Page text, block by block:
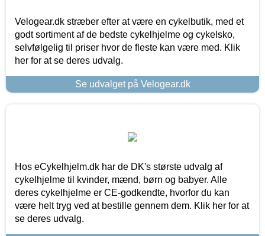
Velogear.dk stræber efter at være en cykelbutik, med et
godt sortiment af de bedste cykelhjelme og cykelsko,
selvfølgelig til priser hvor de fleste kan være med. Klik
her for at se deres udvalg.
Se udvalget på Velogear.dk
Hos eCykelhjelm.dk har de DK's største udvalg af
cykelhjelme til kvinder, mænd, børn og babyer. Alle
deres cykelhjelme er CE-godkendte, hvorfor du kan
være helt tryg ved at bestille gennem dem. Klik her for at
se deres udvalg.